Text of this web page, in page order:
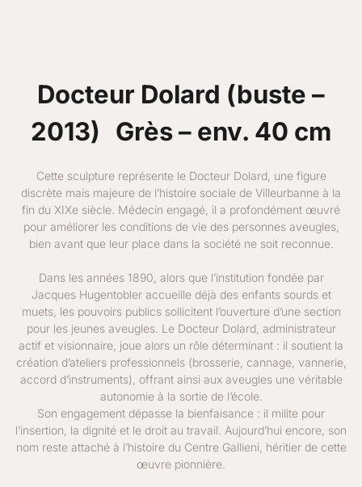
Docteur Dolard (buste –
2013) Grès – env. 40 cm
Cette sculpture représente le Docteur Dolard, une figure
discrète mais majeure de l’histoire sociale de Villeurbanne à la
fin du XIXe siècle. Médecin engagé, il a profondément œuvré
pour améliorer les conditions de vie des personnes aveugles,
bien avant que leur place dans la société ne soit reconnue.
Dans les années 1890, alors que l’institution fondée par
Jacques Hugentobler accueille déjà des enfants sourds et
muets, les pouvoirs publics sollicitent l’ouverture d’une section
pour les jeunes aveugles. Le Docteur Dolard, administrateur
actif et visionnaire, joue alors un rôle déterminant : il soutient la
création d’ateliers professionnels (brosserie, cannage, vannerie,
accord d’instruments), offrant ainsi aux aveugles une véritable
autonomie à la sortie de l’école.
Son engagement dépasse la bienfaisance : il milite pour
l’insertion, la dignité et le droit au travail. Aujourd’hui encore, son
nom reste attaché à l’histoire du Centre Gallieni, héritier de cette
œuvre pionnière.